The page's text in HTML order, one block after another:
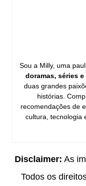
Sou a Milly, uma
doramas, séries e
duas grandes
histórias.
recomendações de
cultura, tecnologia
Disclaimer: As
Todos os